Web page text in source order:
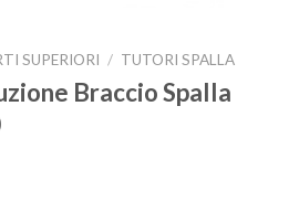
SUPERIORI / TUTORI SPALLA
Braccio Spalla